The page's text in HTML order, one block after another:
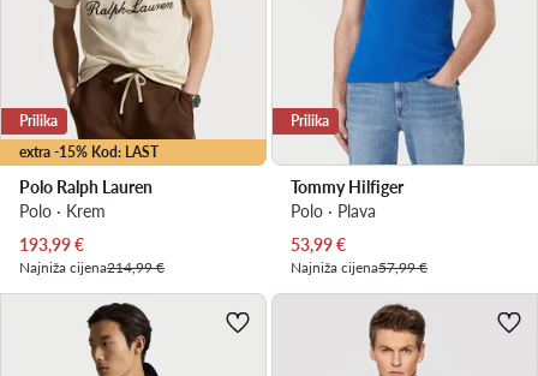
extra -15% Kod: LAST
Prilika
Polo Ralph Lauren
Polo · Krem
Trenutna cijena
193,99€
Najniža cijena214,99 €
Prilika
Tommy Hilfiger
Polo · Plava
Trenutna cijena
53,99€
Najniža cijena57,99 €